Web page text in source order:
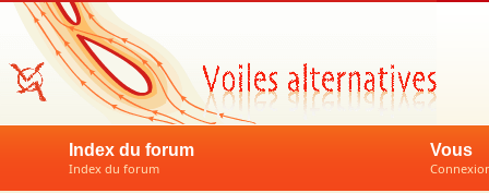
Index du forum
Index du forum
Vous